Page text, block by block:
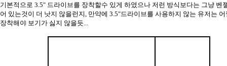
기본적으로 3.5" 드라이브를 장착할수 있게 하였으나 저런 방식보다는 그냥 벤
어 있는것이 더 낫지 않을런지, 만약에 3.5"드라이브를 사용하지 않는 유저는
장착해야 보기가 싫지 않을듯...